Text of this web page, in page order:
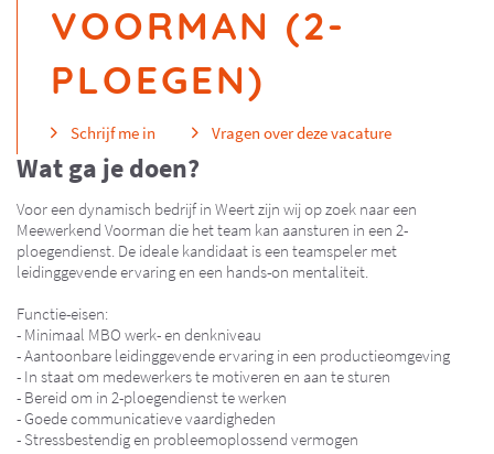
VOORMAN (2-
PLOEGEN)
Schrijf me in Vragen over deze vacature
Wat ga je doen?
Voor een dynamisch bedrijf in Weert zijn wij op zoek naar een
Meewerkend Voorman die het team kan aansturen in een 2-
ploegendienst. De ideale kandidaat is een teamspeler met
leidinggevende ervaring en een hands-on mentaliteit.
Functie-eisen:
- Minimaal MBO werk- en denkniveau
- Aantoonbare leidinggevende ervaring in een productieomgeving
- In staat om medewerkers te motiveren en aan te sturen
- Bereid om in 2-ploegendienst te werken
- Goede communicatieve vaardigheden
- Stressbestendig en probleemoplossend vermogen